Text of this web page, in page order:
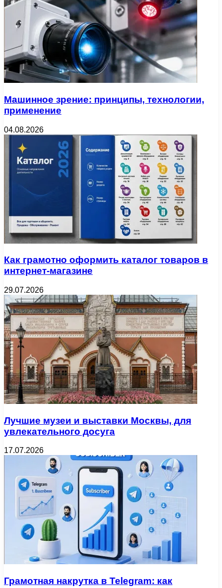
Машинное зрение: принципы, технологии,
применение
04.08.2026
Как грамотно оформить каталог товаров в
интернет-магазине
29.07.2026
Лучшие музеи и выставки Москвы, для
увлекательного досуга
17.07.2026
Грамотная накрутка в Telegram: как